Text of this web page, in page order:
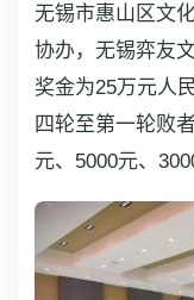
无锡市惠山区文
协办，无锡弈友
奖金为25万元人
四轮至第一轮败
元、5000元、